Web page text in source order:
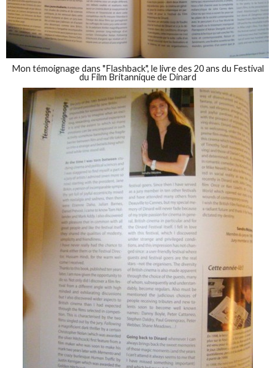
Mon témoignage dans "Flashback", le livre des 20 ans du Festival
du Film Britannique de Dinard